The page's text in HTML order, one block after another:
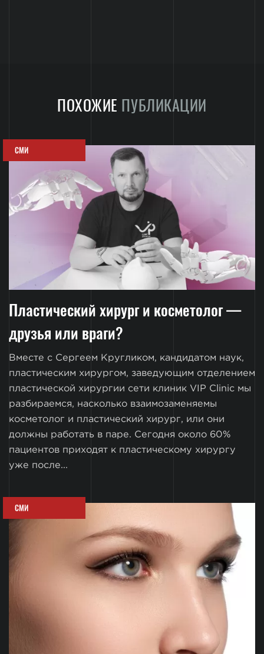
ПОХОЖИЕ ПУБЛИКАЦИИ
СМИ
Пластический хирург и косметолог —
друзья или враги?
Вместе с Сергеем Кругликом, кандидатом наук,
пластическим хирургом, заведующим отделением
пластической хирургии сети клиник VIP Clinic мы
разбираемся, насколько взаимозаменяемы
косметолог и пластический хирург, или они
должны работать в паре. Сегодня около 60%
пациентов приходят к пластическому хирургу
уже после...
СМИ